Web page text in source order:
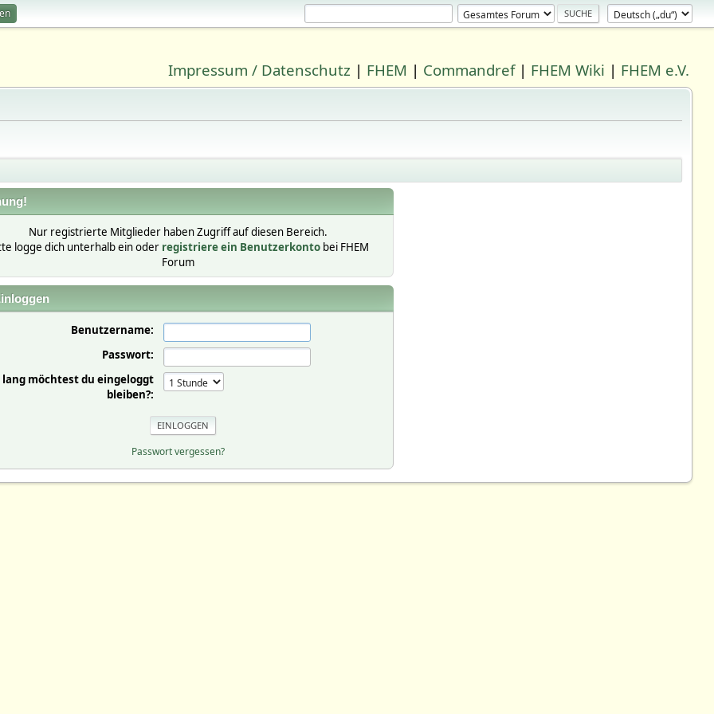
Impressum / Datenschutz | FHEM | Commandref| FHEM Wiki | FHEM e.V.
Nur registrierte Mitglieder haben Zugriff auf diesen Bereich.
logge dich unterhalb ein oder registriere ein Benutzerkontobei FHEM
Forum
Benutzername:
Passwort:
lang möchtest du eingeloggt
bleiben?:
Passwort vergessen?